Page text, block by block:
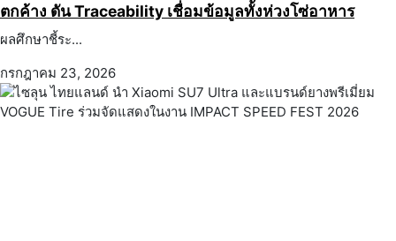
ตกค้าง ดัน Traceability เชื่อมข้อมูลทั้งห่วงโซ่อาหาร
ผลศึกษาชี้ระ...
กรกฎาคม 23, 2026